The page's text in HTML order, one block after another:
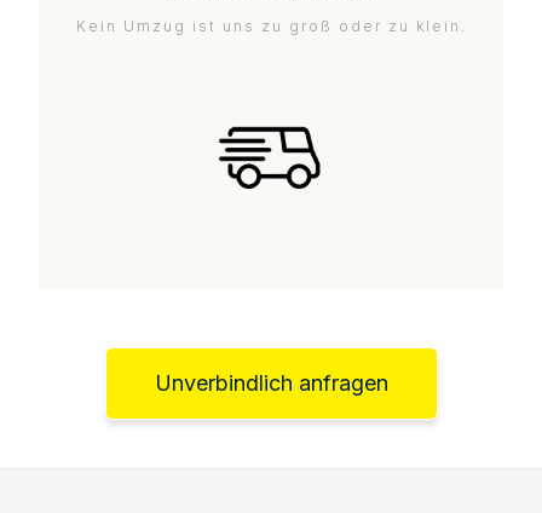
Kein Umzug ist uns zu groß oder zu klein.
Unverbindlich anfragen